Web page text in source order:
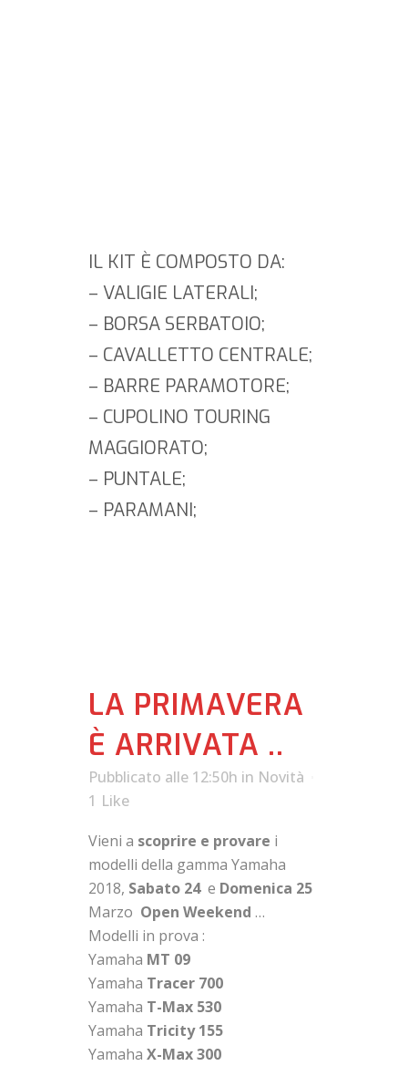
IL KIT È COMPOSTO DA:
– VALIGIE LATERALI;
– BORSA SERBATOIO;
– CAVALLETTO CENTRALE;
– BARRE PARAMOTORE;
– CUPOLINO TOURING
MAGGIORATO;
– PUNTALE;
– PARAMANI;
LA PRIMAVERA
È ARRIVATA ..
Pubblicato alle 12:50h in Novità
1 Like
Vieni a scoprire e provare i
modelli della gamma Yamaha
2018, Sabato 24 e Domenica 25
Marzo Open Weekend …
Modelli in prova :
Yamaha MT 09
Yamaha Tracer 700
Yamaha T-Max 530
Yamaha Tricity 155
Yamaha X-Max 300